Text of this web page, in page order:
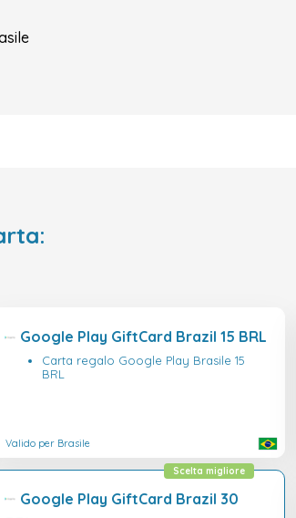
Google Play GiftCard Brazil 15 BRL
Carta regalo Google Play Brasile 15
BRL
Valido per Brasile
Google Play GiftCard Brazil 30
Scelta migliore